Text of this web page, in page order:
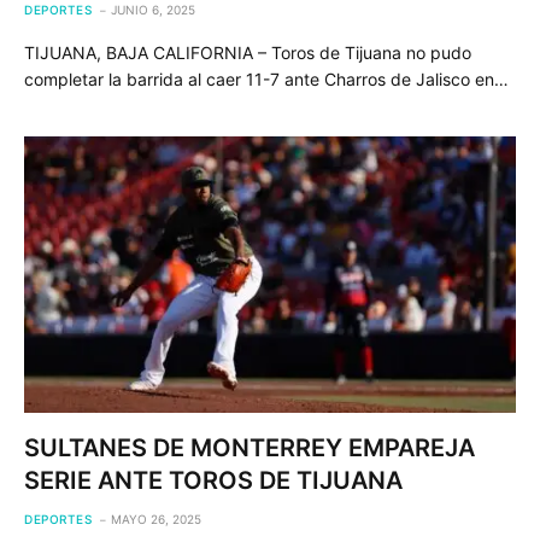
DEPORTES JUNIO 6, 2025
TIJUANA, BAJA CALIFORNIA – Toros de Tijuana no pudo
completar la barrida al caer 11-7 ante Charros de Jalisco en…
SULTANES DE MONTERREY EMPAREJA
SERIE ANTE TOROS DE TIJUANA
DEPORTES MAYO 26, 2025